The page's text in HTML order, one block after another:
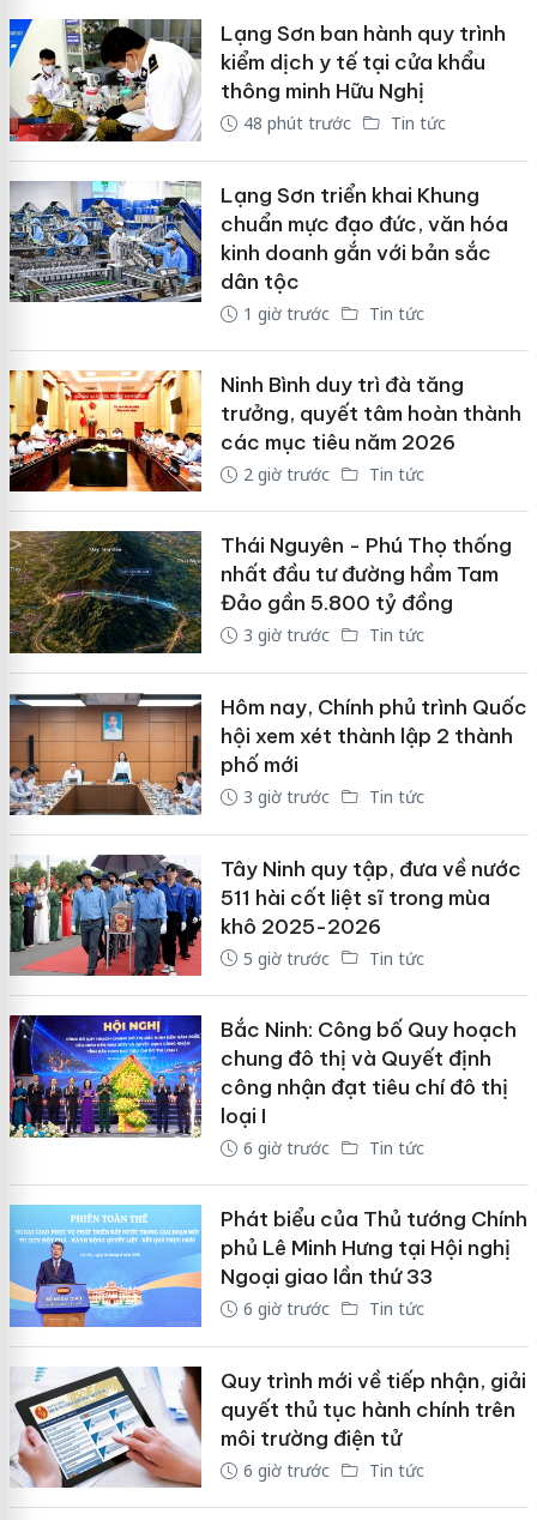
Lạng Sơn ban hành quy trình
kiểm dịch y tế tại cửa khẩu
thông minh Hữu Nghị
48 phút trước Tin tức
Lạng Sơn triển khai Khung
chuẩn mực đạo đức, văn hóa
kinh doanh gắn với bản sắc
dân tộc
1 giờ trước Tin tức
Ninh Bình duy trì đà tăng
trưởng, quyết tâm hoàn thành
các mục tiêu năm 2026
2 giờ trước Tin tức
Thái Nguyên - Phú Thọ thống
nhất đầu tư đường hầm Tam
Đảo gần 5.800 tỷ đồng
3 giờ trước Tin tức
Hôm nay, Chính phủ trình Quốc
hội xem xét thành lập 2 thành
phố mới
3 giờ trước Tin tức
Tây Ninh quy tập, đưa về nước
511 hài cốt liệt sĩ trong mùa
khô 2025-2026
5 giờ trước Tin tức
Bắc Ninh: Công bố Quy hoạch
chung đô thị và Quyết định
công nhận đạt tiêu chí đô thị
loại I
6 giờ trước Tin tức
Phát biểu của Thủ tướng Chính
phủ Lê Minh Hưng tại Hội nghị
Ngoại giao lần thứ 33
6 giờ trước Tin tức
Quy trình mới về tiếp nhận, giải
quyết thủ tục hành chính trên
môi trường điện tử
6 giờ trước Tin tức